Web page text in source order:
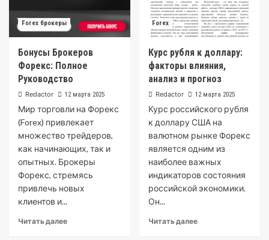
Forex брокеры
Бонусы Брокеров
Форекс: Полное
Руководство
Redactor 12 марта 2025
Мир торговли на Форекс
(Forex) привлекает
множество трейдеров,
как начинающих, так и
опытных. Брокеры
Форекс, стремясь
привлечь новых
клиентов и...
Читать далее
Forex
Курс рубля к доллару:
факторы влияния,
анализ и прогноз
Redactor 12 марта 2025
Курс российского рубля
к доллару США на
валютном рынке Форекс
является одним из
наиболее важных
индикаторов состояния
российской экономики.
Он...
Читать далее